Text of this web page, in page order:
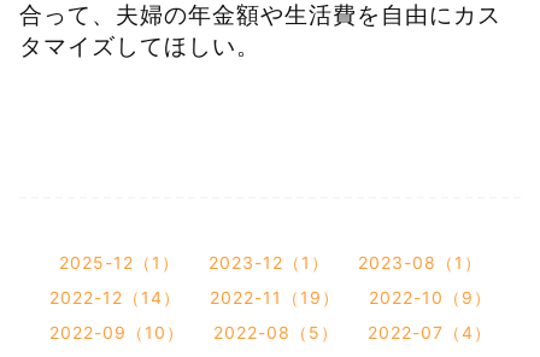
合って、夫婦の年金額や生活費を自由にカス
タマイズしてほしい。
2025-12（1） 2023-12（1）
2023-08（1）
2022-12（14）
2022-11（19）
2022-10（9）
2022-09（10）
2022-08（5） 2022-07（4）